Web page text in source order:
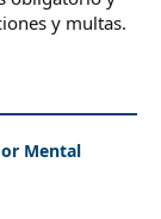
y multas.
Mental